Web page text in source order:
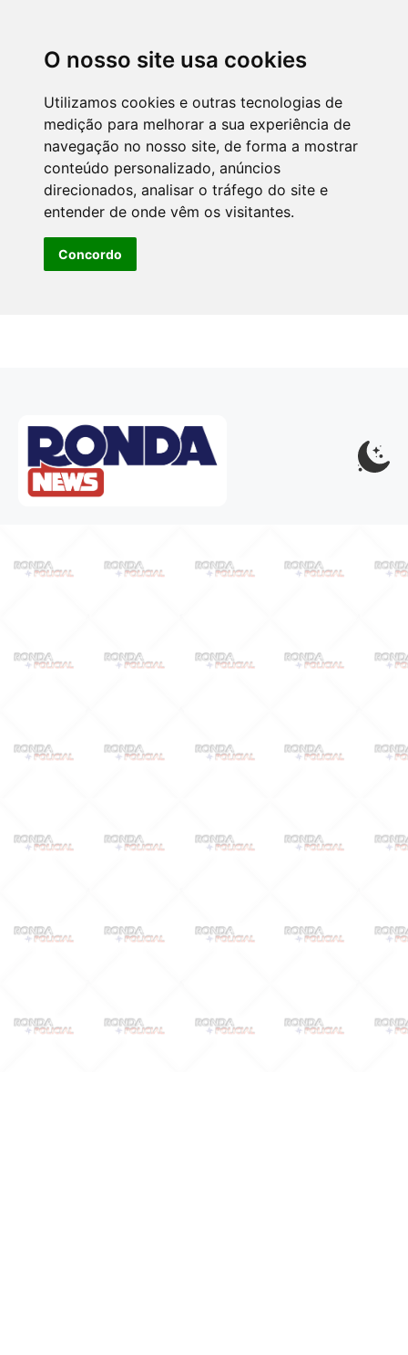
O nosso site usa cookies
Utilizamos cookies e outras tecnologias de
medição para melhorar a sua experiência de
navegação no nosso site, de forma a mostrar
conteúdo personalizado, anúncios
direcionados, analisar o tráfego do site e
entender de onde vêm os visitantes.
Concordo